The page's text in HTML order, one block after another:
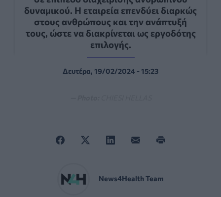
δυναμικού. Η εταιρεία επενδύει διαρκώς
στους ανθρώπους και την ανάπτυξή
τους, ώστε να διακρίνεται ως εργοδότης
επιλογής.
Δευτέρα, 19/02/2024 - 15:23
News4Health Team